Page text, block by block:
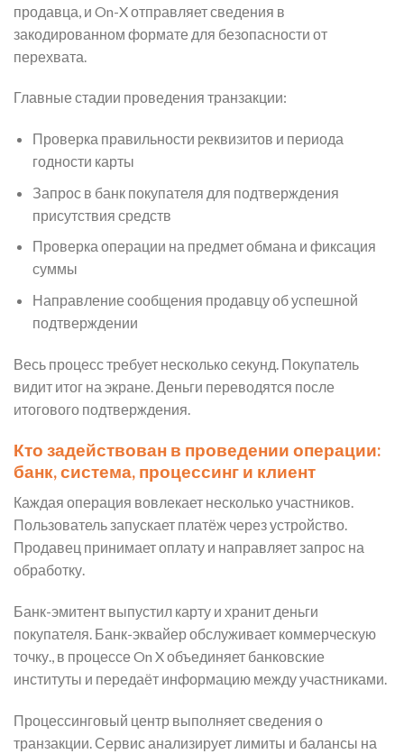
продавца, и On-X отправляет сведения в
закодированном формате для безопасности от
перехвата.
Главные стадии проведения транзакции:
Проверка правильности реквизитов и периода
годности карты
Запрос в банк покупателя для подтверждения
присутствия средств
Проверка операции на предмет обмана и фиксация
суммы
Направление сообщения продавцу об успешной
подтверждении
Весь процесс требует несколько секунд. Покупатель
видит итог на экране. Деньги переводятся после
итогового подтверждения.
Кто задействован в проведении операции:
банк, система, процессинг и клиент
Каждая операция вовлекает несколько участников.
Пользователь запускает платёж через устройство.
Продавец принимает оплату и направляет запрос на
обработку.
Банк-эмитент выпустил карту и хранит деньги
покупателя. Банк-эквайер обслуживает коммерческую
точку., в процессе On X объединяет банковские
институты и передаёт информацию между участниками.
Процессинговый центр выполняет сведения о
транзакции. Сервис анализирует лимиты и балансы на